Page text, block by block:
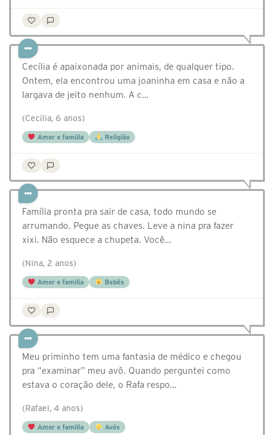
Cecília é apaixonada por animais, de qualquer tipo.
Ontem, ela encontrou uma joaninha em casa e não a
largava de jeito nenhum. A c…
(Cecília, 6 anos)
Amor e família Religião
Família pronta pra sair de casa, todo mundo se
arrumando. Pegue as chaves. Leve a nina pra fazer
xixi. Não esquece a chupeta. Você…
(Nina, 2 anos)
Amor e família Bebês
Meu priminho tem uma fantasia de médico e chegou
pra “examinar” meu avô. Quando perguntei como
estava o coração dele, o Rafa respo…
(Rafael, 4 anos)
Amor e família Avós